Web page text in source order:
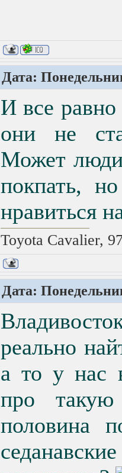
Дата:
И все
они не
Может люди
покпать,
нравиться
Toyota Cavalier,
Дата:
реально
а то у нас
про
половина